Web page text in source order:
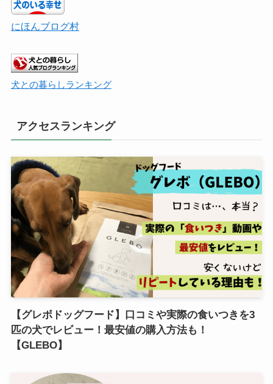
にほんブログ村
犬との暮らしランキング
アクセスランキング
【グレボドッグフード】口コミや実際の食いつきを3
匹の犬でレビュー！最安値の購入方法も！
【GLEBO】